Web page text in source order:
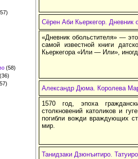
(58)
(36)
Сёрен Аби Кьеркегор. Дневник
«Дневник обольстителя» —
самой известной книги
Кьеркегора «Или — Или»,
Александр Дюма. Королева
1570 год, эпоха
столкновений католиков и
погибли вожди враждующих
мир.
Танидзаки Дзюнъитиро.